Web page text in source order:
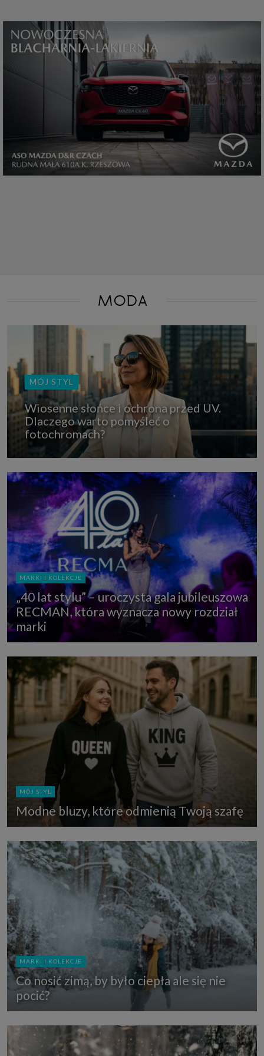
Szczegółową informację na temat plików cookie i ich funkcjonowania
znajdziesz pod tym linkiem
o tym jak zmienić ustawienia przeglądarki, aby ograniczyć lub wyłączyć
funkcjonowanie plików cookies itp. oraz jak usunąć takie pliki z Twojego
Twoje uprawnienia
Przysługują Ci następujące uprawnienia wobec Twoich danych i ich
przetwarzania przez nas, inne podmioty z Grupy SAGIER i Zaufanych
1. Jeśli udzieliłeś zgody na przetwarzanie danych możesz ją w każdej
chwili wycofać (cofnięcie zgody oczywiście nie uchyli zgodności z prawem
przetwarzania już dokonanego na jej podstawie);
2. Masz również prawo żądania dostępu do Twoich danych osobowych, ich
sprostowania, usunięcia lub ograniczenia przetwarzania, prawo do
przeniesienia danych, wyrażenia sprzeciwu wobec przetwarzania danych
oraz prawo do wniesienia skargi do organu nadzorczego, którym w Polsce
MODA
MÓJ STYL
Wiosenne słońce i ochrona przed UV.
Dlaczego warto pomyśleć o
fotochromach?
MARKI I KOLEKCJE
„40 lat stylu” – uroczysta gala jubileuszowa
RECMAN, która wyznacza nowy rozdział
marki
MÓJ STYL
Modne bluzy, które odmienią Twoją szafę
MARKI I KOLEKCJE
Co nosić zimą, by było ciepła ale się nie
pocić?